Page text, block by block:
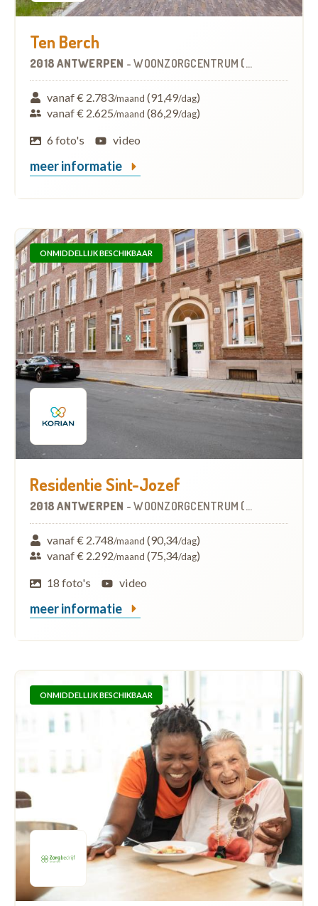
Ten Berch
2018 ANTWERPEN -WOONZORGCENTRUM (WZC)
vanaf € 2.783/maand (91,49/dag)
vanaf € 2.625/maand (86,29/dag)
6 foto's
video
meer informatie
ONMIDDELLIJK BESCHIKBAAR
Residentie Sint-Jozef
2018 ANTWERPEN -WOONZORGCENTRUM (WZC)
vanaf € 2.748/maand (90,34/dag)
vanaf € 2.292/maand (75,34/dag)
18 foto's
video
meer informatie
ONMIDDELLIJK BESCHIKBAAR